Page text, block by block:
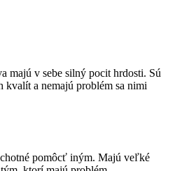
majú v sebe silný pocit hrdosti. Sú
a nemajú problém sa nimi
pomôcť iným. Majú veľké